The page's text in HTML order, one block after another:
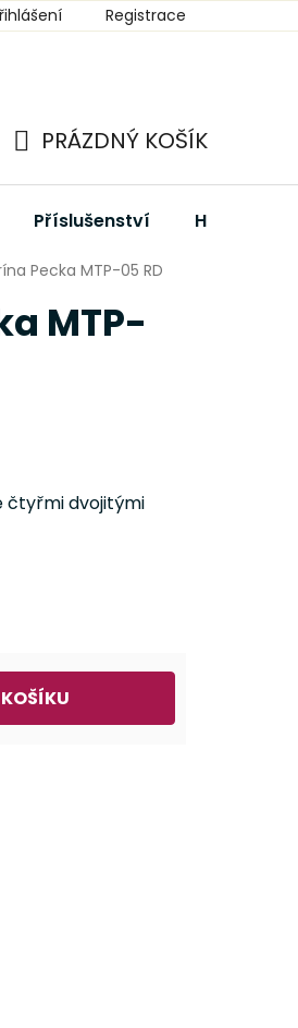
Registrace
KOŠÍK
PRÁZDNÝ KOŠÍK
Příslušenství Hudební
Pecka MTP-05 RD
MTP-
čtyřmi dvojitými